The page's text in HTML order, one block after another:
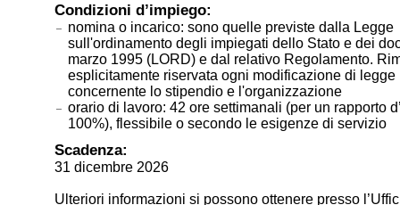
Condizioni d’impiego:
nomina o incarico: sono quelle previste dalla Legge
sull'ordinamento degli impiegati dello Stato e dei
marzo 1995 (LORD) e dal relativo Regolamento.
esplicitamente riservata ogni modificazione di legge
concernente lo stipendio e l'organizzazione
orario di lavoro: 42 ore settimanali (per un rapporto
100%), flessibile o secondo le esigenze di servizio
Scadenza:
31 dicembre 2026
Ulteriori informazioni si possono ottenere presso